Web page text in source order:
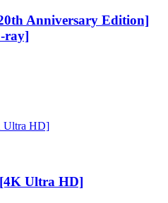
Anniversary Edition]
ray]
Ultra HD]